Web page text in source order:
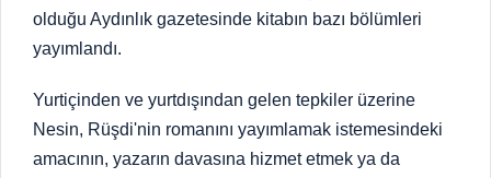
olduğu Aydınlık gazetesinde kitabın bazı bölümleri
yayımlandı.
Yurtiçinden ve yurtdışından gelen tepkiler üzerine
Nesin, Rüşdi'nin romanını yayımlamak istemesindeki
amacının, yazarın davasına hizmet etmek ya da